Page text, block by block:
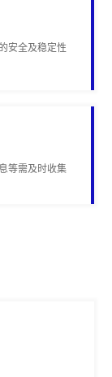
安全及稳定性
等需及时收集